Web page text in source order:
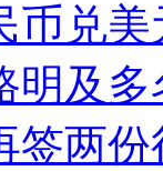
币兑
明及
签两